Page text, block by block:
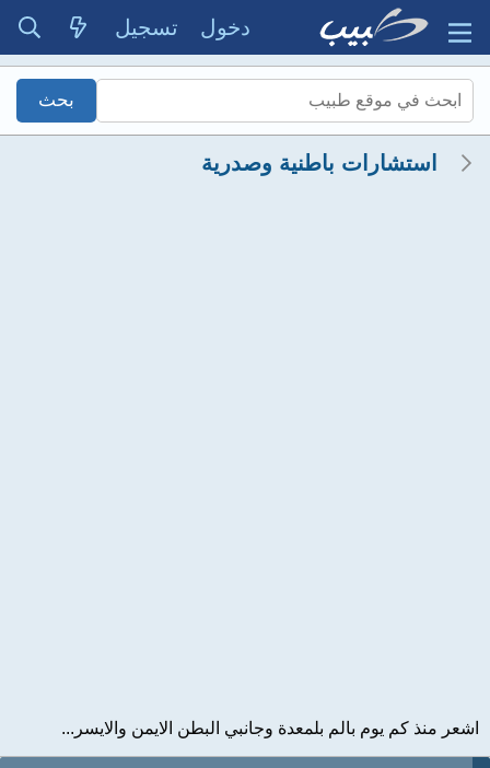
دخول تسجيل
استشارات باطنية وصدرية
اشعر منذ كم يوم بالم بلمعدة وجانبي البطن الايمن والايسر...